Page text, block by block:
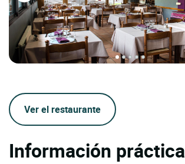
Ver el restaurante
Información práctica